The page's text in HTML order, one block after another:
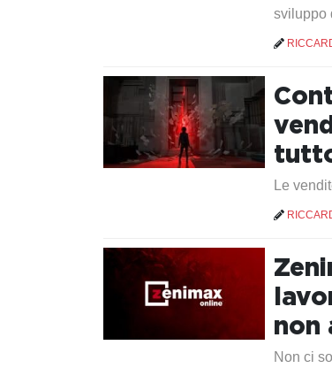
sviluppo
Le
non
Non ci